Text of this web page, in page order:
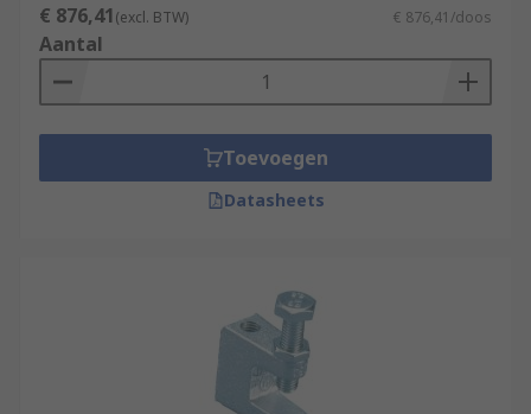
€ 876,41(excl. BTW) € 876,41/doos
Aantal
Toevoegen
Datasheets